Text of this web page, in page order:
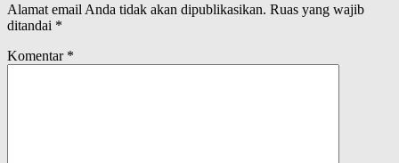
Alamat email Anda tidak akan dipublikasikan. Ruas yang wajib
ditandai *
Komentar *